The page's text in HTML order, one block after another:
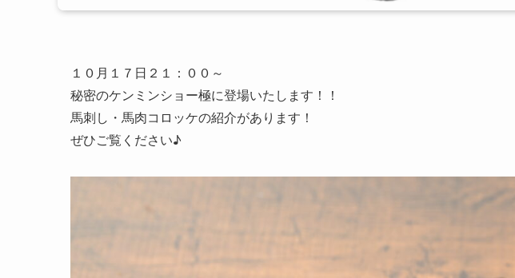
１０月１７日２１：００～
秘密のケンミンショー極に登場いたします！！
馬刺し・馬肉コロッケの紹介があります！
ぜひご覧ください♪